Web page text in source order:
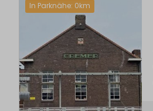
In Parknähe: 0km